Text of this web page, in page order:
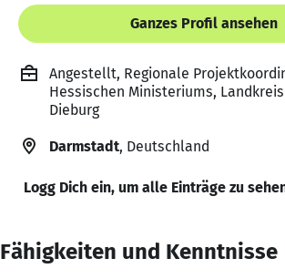
Ganzes Profil ansehen
Angestellt, Regionale
Hessischen Ministeriums,
Dieburg
Darmstadt, Deutschland
Logg Dich ein, um alle Einträge zu
Fähigkeiten und Kenntnisse